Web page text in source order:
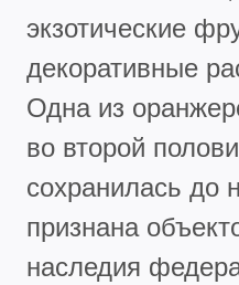
экзотические
декоративные
Одна из
во второй
сохранилась до
признана
наследия